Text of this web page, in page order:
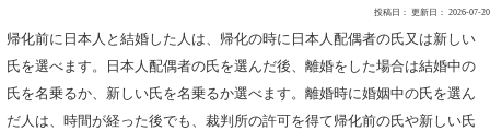
投稿日： 更新日： 2026-07-20
帰化前に日本人と結婚した人は、帰化の時に日本人配偶者の氏又は新しい
氏を選べます。日本人配偶者の氏を選んだ後、離婚をした場合は結婚中の
氏を名乗るか、新しい氏を名乗るか選べます。離婚時に婚姻中の氏を選ん
だ人は、時間が経った後でも、裁判所の許可を得て帰化前の氏や新しい氏